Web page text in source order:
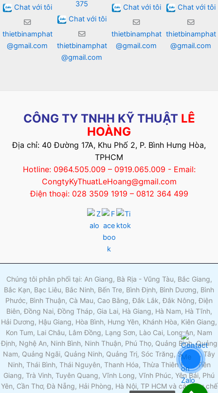
Chat với tôi
thietbinamphat
@gmail.com
375
Chat với tôi
thietbinamphat
@gmail.com
Chat với tôi
thietbinamphat
@gmail.com
Chat với tôi
thietbinamphat
@gmail.com
CÔNG TY TNHH KỸ THUẬT LÊ
HOÀNG
Địa chỉ: 40 Đường 17A, Khu Phố 2, P. Bình Hưng Hòa,
TPHCM
Hotline: 0964.505.009 – 0919.065.009 - Email:
CongtyKyThuatLeHoang@gmail.com
Điện thoại: 028 3509 1919 – 0812 364 499
Chúng tôi phân phối tại: An Giang, Bà Rịa - Vũng Tàu, Bắc Giang,
Bắc Kạn, Bạc Liêu, Bắc Ninh, Bến Tre, Bình Định, Bình Dương, Bình
Phước, Bình Thuận, Cà Mau, Cao Bằng, Đắk Lắk, Đắk Nông, Điện
Biên, Đồng Nai, Đồng Tháp, Gia Lai, Hà Giang, Hà Nam, Hà Tĩnh,
Hải Dương, Hậu Giang, Hòa Bình, Hưng Yên, Khánh Hòa, Kiên Giang,
Kon Tum, Lai Châu, Lâm Đồng, Lạng Sơn, Lào Cai, Long An, Nam
Định, Nghệ An, Ninh Bình, Ninh Thuận, Phú Thọ, Quảng Bình, Quảng
Nam, Quảng Ngãi, Quảng Ninh, Quảng Trị, Sóc Trăng, Sơn La, Tây
Ninh, Thái Bình, Thái Nguyên, Thanh Hóa, Thừa Thiên Huế, Tiền
Giang, Trà Vinh, Tuyên Quang, Vĩnh Long, Vĩnh Phúc, Yên Bái, Phú
Yên, Cần Thơ, Đà Nẵng, Hải Phòng, Hà Nội, TP HCM và các khu chế